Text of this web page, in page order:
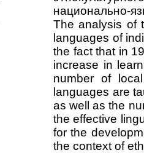
национально-
The analysis of
languages of
the fact that in
increase in
number of
languages are
as well as the
the effective
for the
the context of